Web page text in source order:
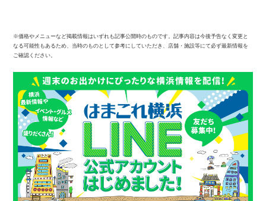
※価格やメニューなど掲載情報はいずれも記事公開時のものです。記事内容は今後予告なく変更と
なる可能性もあるため、当時のものとして参考にしていただき、店舗・施設等にて必ず最新情報を
ご確認ください。